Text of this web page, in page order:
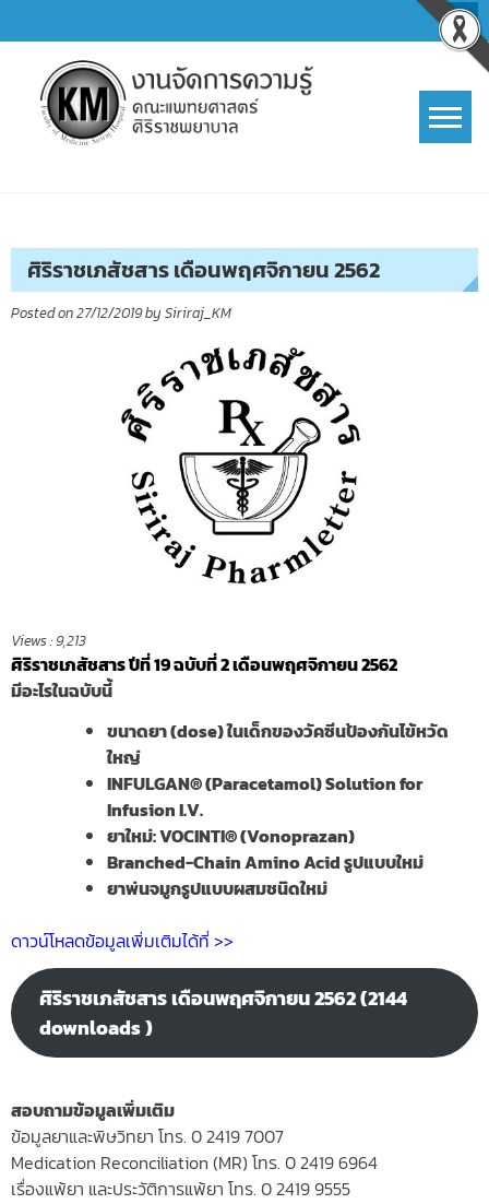
to
content
ศิริราชเภสัชสาร เดือนพฤศจิกายน 2562
Posted on27/12/2019by Siriraj_KM
Views : 9,213
ศิริราชเภสัชสาร ปีที่ 19 ฉบับที่ 2 เดือนพฤศจิกายน 2562
มีอะไรในฉบับนี้
ขนาดยา (dose) ในเด็กของวัคซีนป้องกันไข้หวัด
ใหญ่
INFULGAN® (Paracetamol) Solution for
Infusion I.V.
ยาใหม่: VOCINTI® (Vonoprazan)
Branched-Chain Amino Acid รูปแบบใหม่
ยาพ่นจมูกรูปแบบผสมชนิดใหม่
ดาวน์โหลดข้อมูลเพิ่มเติมได้ที่ >>
ศิริราชเภสัชสาร เดือนพฤศจิกายน 2562 (2144
downloads )
สอบถามข้อมูลเพิ่มเติม
ข้อมูลยาและพิษวิทยา โทร. 0 2419 7007
Medication Reconciliation (MR) โทร. 0 2419 6964
เรื่องแพ้ยา และประวัติการแพ้ยา โทร. 0 2419 9555